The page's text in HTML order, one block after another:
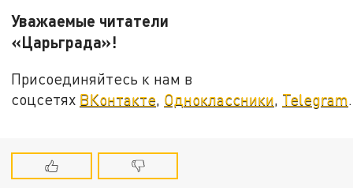
Уважаемые читатели
«Царьграда»!
Присоединяйтесь к нам в
соцсетях ВКонтакте, Одноклассники, Telegram.